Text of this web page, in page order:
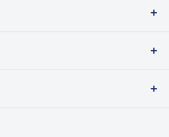
ลยีแบบครบวงจร จากทั่วโลกตั้งแต่ปี